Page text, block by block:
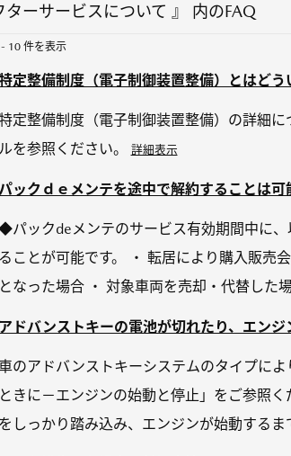
ターサービスについて 』 内のFAQ
10 件を表示
定整備制度（電子制御装置整備）とはどう
定整備制度（電子制御装置整備）の詳細
ルを参照ください。
詳細表示
ックｄｅメンテを途中で解約することは
パックdeメンテのサービス有効期間中に
ることが可能です。 ・ 転居により購入販売
となった場合 ・ 対象車両を売却・代替した
アドバンストキーの電池が切れたり、エン
のアドバンストキーシステムのタイプに
ときに－エンジンの始動と停止」をご参照
をしっかり踏み込み、エンジンが始動する